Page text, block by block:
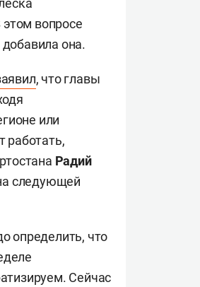
вопросе
она.
, что главы
или
работать,
Радий
следующей
определить, что
Сейчас